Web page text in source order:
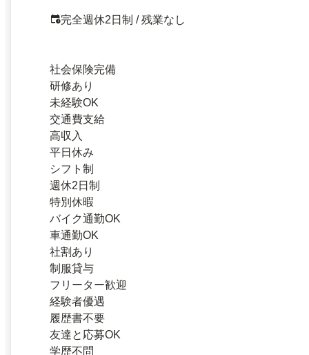
完全週休2日制 / 残業なし
社会保険完備
研修あり
未経験OK
交通費支給
高収入
平日休み
シフト制
週休2日制
特別休暇
バイク通勤OK
車通勤OK
社割あり
制服貸与
フリーター歓迎
経験者優遇
履歴書不要
友達と応募OK
学歴不問